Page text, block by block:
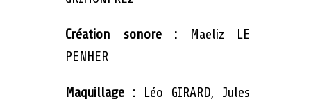
Création sonore :
Maeliz LE
PENHER
Maquillage : Léo GIRARD, Jules